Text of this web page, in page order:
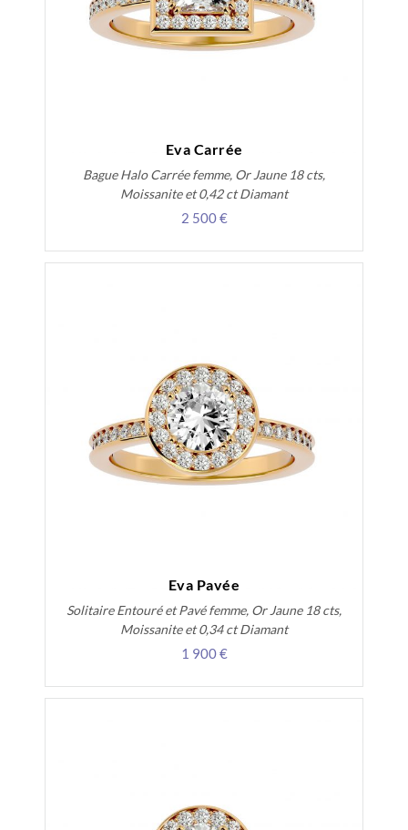
Eva Carrée
Bague Halo Carrée femme, Or Jaune 18 cts,
Moissanite et 0,42 ct Diamant
2 500 €
Eva Pavée
Solitaire Entouré et Pavé femme, Or Jaune 18 cts,
Moissanite et 0,34 ct Diamant
1 900 €